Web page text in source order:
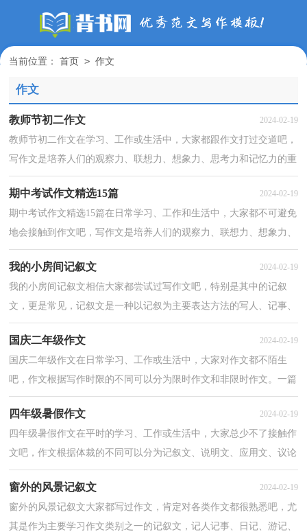
当前位置： 首页 > 作文
作文
教师节初二作文 2024-02-19
教师节初二作文在学习、工作或生活中，大家都跟作文打过交道吧，
写作文是培养人们的观察力、联想力、想象力、思考力和记忆力的重
要手段。那么，怎么去写作文呢？下面是小编为大家整...
期中考试作文精选15篇 2024-02-19
期中考试作文精选15篇在日常学习、工作和生活中，大家都不可避免
地会接触到作文吧，写作文是培养人们的观察力、联想力、想象力、
思考力和记忆力的重要手段。写起作文来就毫无头...
我的小房间记叙文 2024-02-19
我的小房间记叙文相信大家都尝试过写作文吧，特别是其中的记叙
文，更是常见，记叙文是一种以记叙为主要表达方法的写人、记事、
绘景、状物的文体。那么你有了解过记叙文吗？以下是小...
国庆二年级作文 2024-02-19
国庆二年级作文在日常学习、工作或生活中，大家对作文都不陌生
吧，作文根据写作时限的不同可以分为限时作文和非限时作文。一篇
什么样的作文才能称之为优秀作文呢？以下是小编为大...
四年级暑假作文 2024-02-19
四年级暑假作文在平时的学习、工作或生活中，大家总少不了接触作
文吧，作文根据体裁的不同可以分为记叙文、说明文、应用文、议论
文。那么问题来了，到底应如何写一篇优秀的作文呢...
窗外的风景记叙文 2024-02-19
窗外的风景记叙文大家都写过作文，肯定对各类作文都很熟悉吧，尤
其是作为主要学习作文类别之一的记叙文，记人记事、日记、游记、